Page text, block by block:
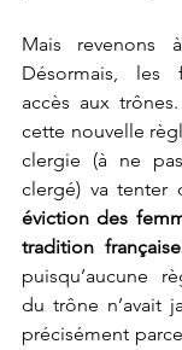
Mais revenons
Désormais, les
accès aux
cette nouvelle
clergie (à ne
clergé) va tenter
éviction des
tradition
puisqu’aucune
du trône n’avait
précisément